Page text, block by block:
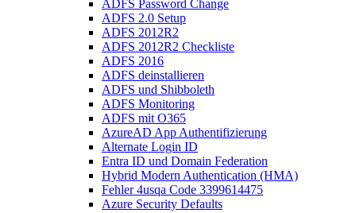
ADFS Password Change
ADFS 2.0 Setup
ADFS 2012R2
ADFS 2012R2 Checkliste
ADFS 2016
ADFS deinstallieren
ADFS und Shibboleth
ADFS Monitoring
ADFS mit O365
AzureAD App Authentifizierung
Alternate Login ID
Entra ID und Domain Federation
Hybrid Modern Authentication (HMA)
Fehler 4usqa Code 3399614475
Azure Security Defaults